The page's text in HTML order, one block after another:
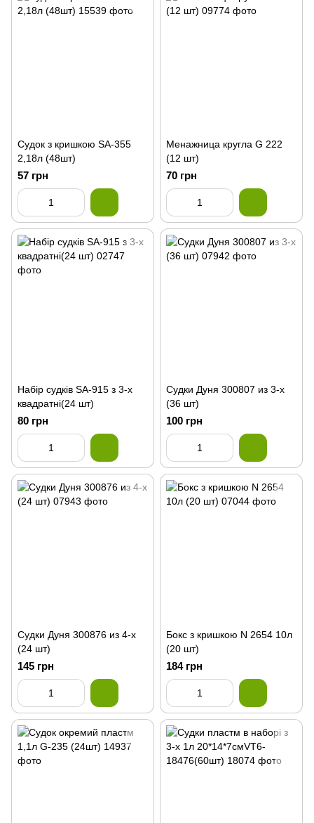
Судок з кришкою SA-355
2,18л (48шт)
57 грн
Менажница кругла G 222
(12 шт)
70 грн
Набір судків SA-915 з 3-х
квадратні(24 шт)
80 грн
Судки Дуня 300807 из 3-х
(36 шт)
100 грн
Судки Дуня 300876 из 4-х
(24 шт)
145 грн
Бокс з кришкою N 2654 10л
(20 шт)
184 грн